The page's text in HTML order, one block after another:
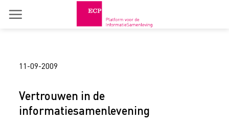
11-09-2009
Vertrouwen in de
informatiesamenlevening